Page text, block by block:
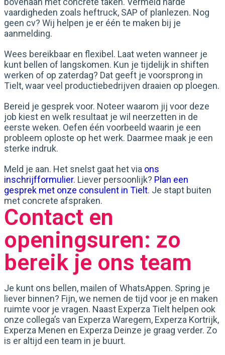
vaardigheden zoals heftruck, SAP of planlezen. Nog
geen cv? Wij helpen je er één te maken bij je
aanmelding.
Wees bereikbaar en flexibel. Laat weten wanneer je
kunt bellen of langskomen. Kun je tijdelijk in shiften
werken of op zaterdag? Dat geeft je voorsprong in
Tielt, waar veel productiebedrijven draaien op ploegen.
Bereid je gesprek voor. Noteer waarom jij voor deze
job kiest en welk resultaat je wil neerzetten in de
eerste weken. Oefen één voorbeeld waarin je een
probleem oploste op het werk. Daarmee maak je een
sterke indruk.
Meld je aan. Het snelst gaat het via ons
inschrijfformulier. Liever persoonlijk? Plan een
gesprek met onze consulent in Tielt. Je stapt buiten
met concrete afspraken.
Contact en
openingsuren: zo
bereik je ons team
Je kunt ons bellen, mailen of WhatsAppen. Spring je
liever binnen? Fijn, we nemen de tijd voor je en maken
ruimte voor je vragen. Naast Experza Tielt helpen ook
onze collega’s van Experza Waregem, Experza Kortrijk,
Experza Menen en Experza Deinze je graag verder. Zo
is er altijd een team in je buurt.